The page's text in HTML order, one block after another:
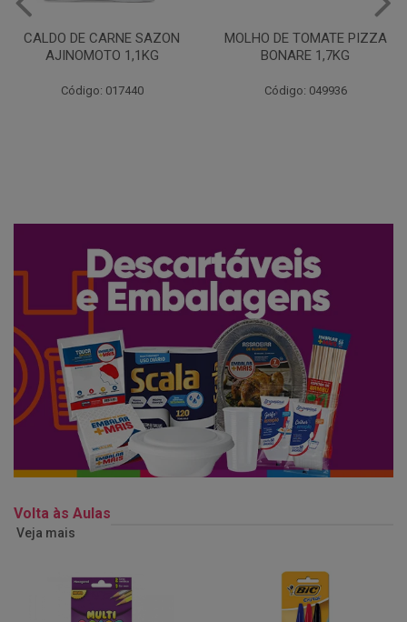
MOLHO DE TOMATE PIZZA
BONARE 1,7KG
Código: 049936
MARGARINA USO
PROFISSIONAL 80% CUKIN
Código: 062469
Volta às Aulas
Veja mais